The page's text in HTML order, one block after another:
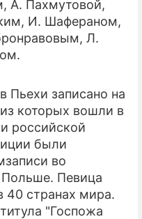
А. Пахмутовой,
И. Шафераном,
Л.
Пьехи записано на
которых вошли в
российской
были
во
Певица
40 странах мира.
"Госпожа